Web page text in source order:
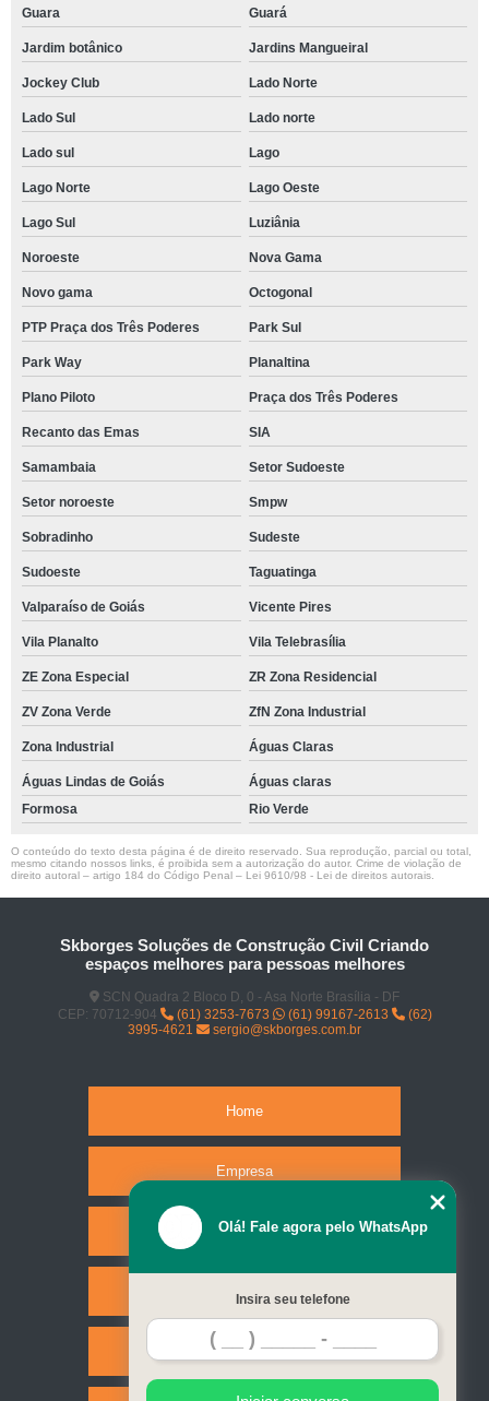
Guara Guará
Jardim botânico Jardins Mangueiral
Jockey Club Lado Norte
Lado Sul Lado norte
Lado sul Lago
Lago Norte Lago Oeste
Lago Sul Luziânia
Noroeste Nova Gama
Novo gama Octogonal
PTP Praça dos Três Poderes Park Sul
Park Way Planaltina
Plano Piloto Praça dos Três Poderes
Recanto das Emas SIA
Samambaia Setor Sudoeste
Setor noroeste Smpw
Sobradinho Sudeste
Sudoeste Taguatinga
Valparaíso de Goiás Vicente Pires
Vila Planalto Vila Telebrasília
ZE Zona Especial ZR Zona Residencial
ZV Zona Verde ZfN Zona Industrial
Zona Industrial Águas Claras
Águas Lindas de Goiás
Águas claras
Formosa
Rio Verde
O conteúdo do texto desta página é de direito reservado. Sua reprodução, parcial ou total,
mesmo citando nossos links, é proibida sem a autorização do autor. Crime de violação de
direito autoral – artigo 184 do Código Penal – Lei 9610/98 - Lei de direitos autorais
Skborges Soluções de Construção Civil Criando
espaços melhores para pessoas melhores
SCN Quadra 2 Bloco D, 0 - Asa Norte Brasília - DF
CEP: 70712-904
(61) 3253-7673 (61) 99167-2613
(62)
3995-4621
sergio@skborges.com.br
Home
Empresa
Missão
Serviços
Contato
Olá! Fale agora pelo WhatsApp
Insira seu telefone